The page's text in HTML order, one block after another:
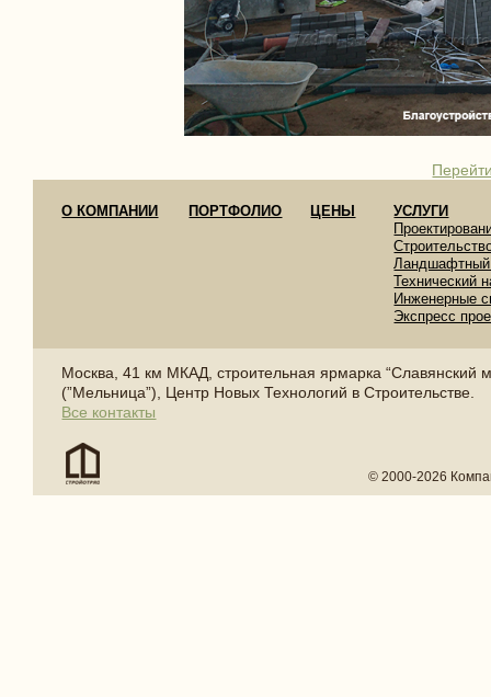
О КОМПАНИИ ПОРТФОЛИО ЦЕНЫ
УСЛУГИ
Ландшафтный
Технический
Инженерные
Экспресс
Москва, 41 км МКАД, строительная ярмарка “Славянский
(”Мельница”), Центр Новых Технологий в Строительстве.
Все контакты
© 2000-2026